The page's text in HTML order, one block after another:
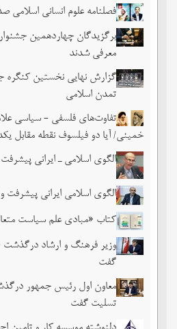
فصلنامه علوم انسانی اسلامی صدرا
برگزیدگان چهاردهمین
معرفی شدند
گزارش نهایی نخستین کنگره
تمدن اسلامی
تفاوت‌های فلسفی - سیاسی
خمینی/ آیا دو فیلسوف نقطه مقابل
الگوی اسلامی ـ ایرانی پیشرفت
الگوی اسلامی ایرانی پیشرفت
کتاب «مبادی علم سیاست
وزیر فرهنگ و ارشاد درگذشت
گفت
معاون اول رئیس جمهور
تسلیت گفت